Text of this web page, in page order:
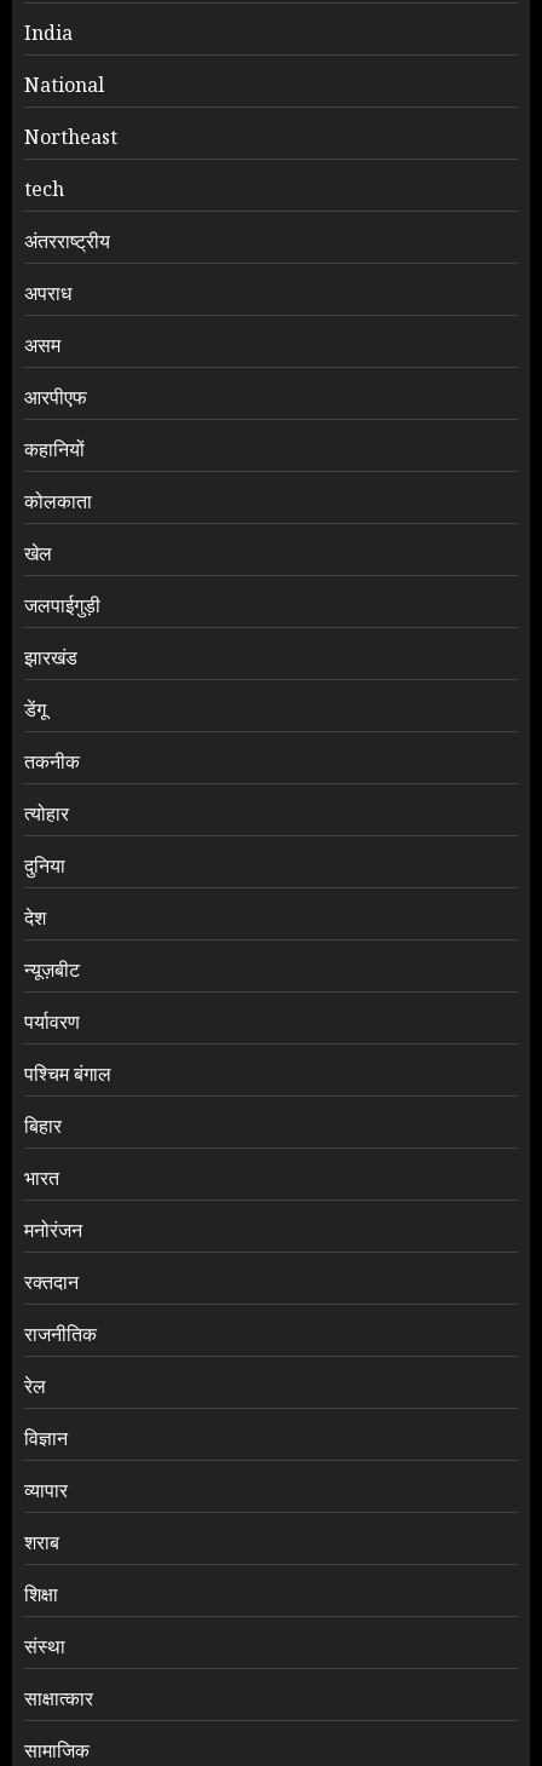
India
National
Northeast
tech
अंतरराष्ट्रीय
अपराध
असम
आरपीएफ
कहानियों
कोलकाता
खेल
जलपाईगुड़ी
झारखंड
डेंगू
तकनीक
त्योहार
दुनिया
देश
न्यूज़बीट
पर्यावरण
पश्चिम बंगाल
बिहार
भारत
मनोरंजन
रक्तदान
राजनीतिक
रेल
विज्ञान
व्यापार
शराब
शिक्षा
संस्था
साक्षात्कार
सामाजिक